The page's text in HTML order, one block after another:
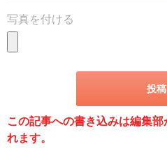
写真を付ける
この記事への書き込みは編集
れます。